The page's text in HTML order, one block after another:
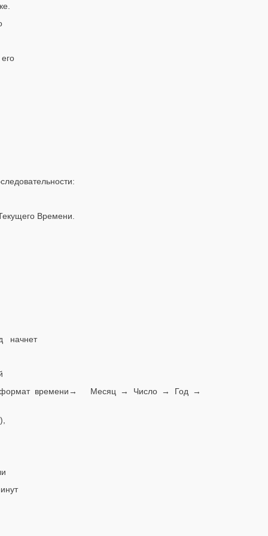
Времени.
начнет
формат времени→ Месяц → Число → Год →